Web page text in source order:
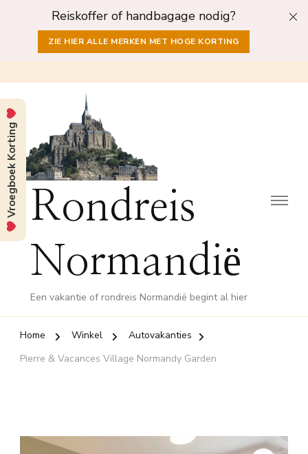
Reiskoffer of handbagage nodig?
ZIE HIER ALLE MERKEN MET HOGE KORTING
Rondreis
Normandië
Een vakantie of rondreis Normandië begint al hier
Home Winkel
Autovakanties
Pierre & Vacances Village Normandy Garden
Vroegboek Korting